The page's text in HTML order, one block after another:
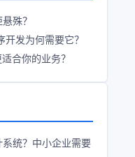
殊？
发为何需要它？
合你的业务？
统？中小企业需要